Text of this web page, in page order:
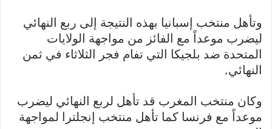
وتأهل منتخب إسبانيا بهذه النتيجة إلى ربع النهائي
ليضرب موعداً مع الفائز من مواجهة الولايات
المتحدة ضد بلجيكا التي تفام فجر الثلاثاء في ثمن
النهائي.
وكان منتخب المغرب قد تأهل لربع النهائي ليضرب
موعداً مع فرنسا كما تأهل منتخب إنجلترا لمواجهة